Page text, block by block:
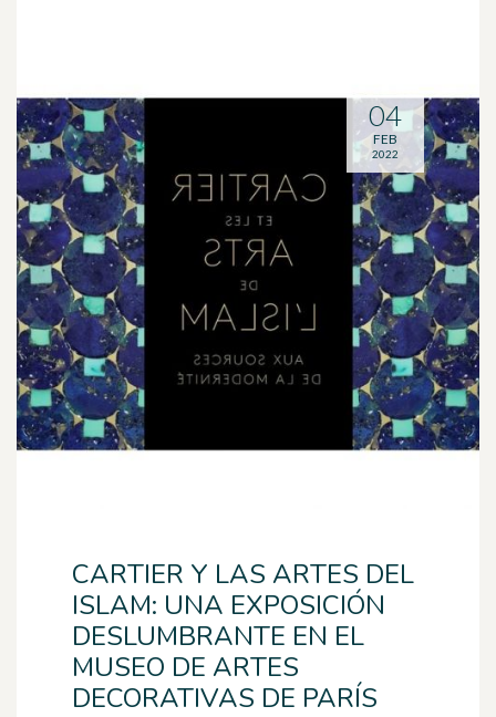
CARTIER Y LAS ARTES DEL
ISLAM: UNA EXPOSICIÓN
DESLUMBRANTE EN EL
MUSEO DE ARTES
DECORATIVAS DE PARÍS
04
FEB
2022